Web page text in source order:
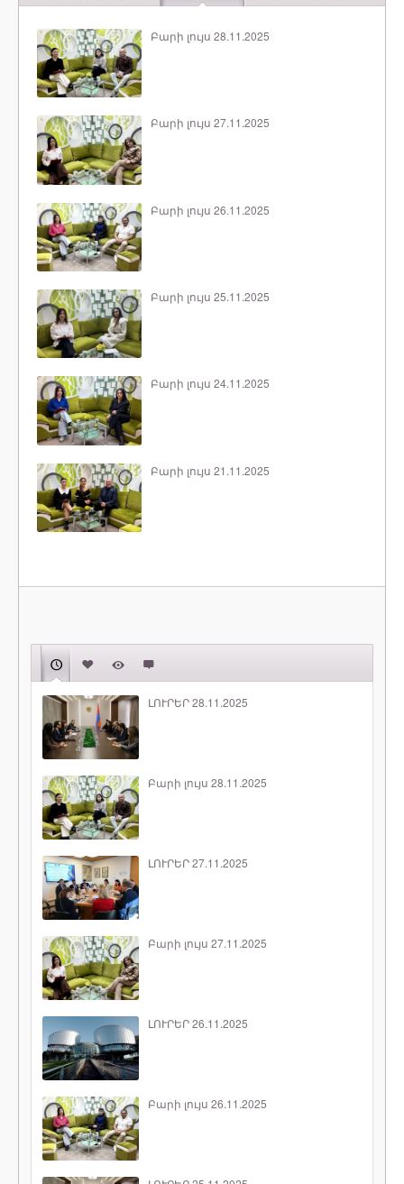
Բարի լույս 28.11.2025
Բարի լույս 27.11.2025
Բարի լույս 26.11.2025
Բարի լույս 25.11.2025
Բարի լույս 24.11.2025
Բարի լույս 21.11.2025
ԼՈՒՐԵՐ 28.11.2025
Բարի լույս 28.11.2025
ԼՈՒՐԵՐ 27.11.2025
Բարի լույս 27.11.2025
ԼՈՒՐԵՐ 26.11.2025
Բարի լույս 26.11.2025